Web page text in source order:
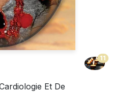
11
Et De